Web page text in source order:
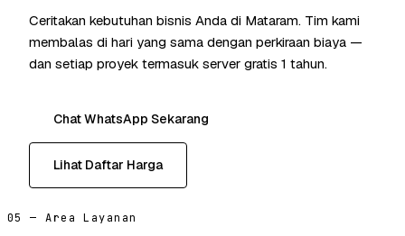
Ceritakan kebutuhan bisnis Anda di Mataram. Tim kami
membalas di hari yang sama dengan perkiraan biaya —
dan setiap proyek termasuk server gratis 1 tahun.
Chat WhatsApp Sekarang
Lihat Daftar Harga
05 — Area Layanan